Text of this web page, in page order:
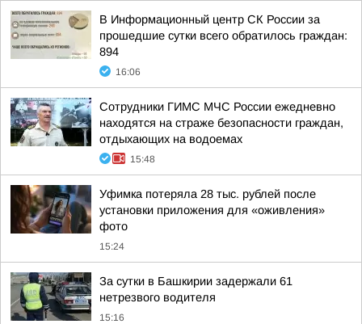
В Информационный центр СК России за
прошедшие сутки всего обратилось граждан:
894
16:06
Сотрудники ГИМС МЧС России ежедневно
находятся на страже безопасности граждан,
отдыхающих на водоемах
15:48
Уфимка потеряла 28 тыс. рублей после
установки приложения для «оживления»
фото
15:24
За сутки в Башкирии задержали 61
нетрезвого водителя
15:16